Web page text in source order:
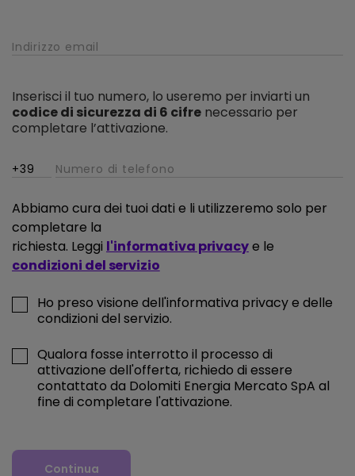
Inserisci il tuo numero, lo useremo per inviarti un
codice di sicurezza di 6 cifre necessario per
completare l’attivazione.
Abbiamo cura dei tuoi dati e li utilizzeremo solo per
completare la
richiesta. Leggi l'informativa privacye le
condizioni del servizio
Ho preso visione dell'informativa privacy e delle
condizioni del servizio.
Qualora fosse interrotto il processo di
attivazione dell'offerta, richiedo di essere
contattato da Dolomiti Energia Mercato SpA al
fine di completare l'attivazione.
Continua